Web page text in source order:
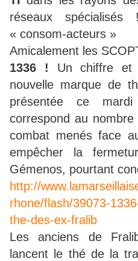
réseaux
« consom-acteurs »
Amicalement les
1336 ! Un chiffre et
nouvelle marque de
présentée ce
correspond au
combat menés face
empêcher la
Gémenos, pourtant
http://
rhone/flash/39073-
the-des-ex-fralib
Les anciens de
lancent le thé de la